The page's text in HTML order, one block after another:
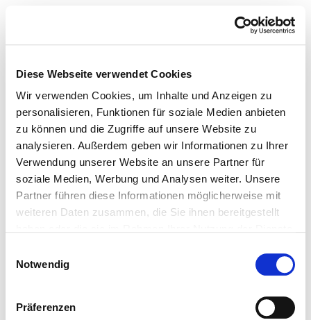
Diese Webseite verwendet Cookies
Wir verwenden Cookies, um Inhalte und Anzeigen zu
personalisieren, Funktionen für soziale Medien anbieten
zu können und die Zugriffe auf unsere Website zu
analysieren. Außerdem geben wir Informationen zu Ihrer
Verwendung unserer Website an unsere Partner für
soziale Medien, Werbung und Analysen weiter. Unsere
Partner führen diese Informationen möglicherweise mit
weiteren Daten zusammen, die Sie ihnen bereitgestellt
Notwendig
Präferenzen